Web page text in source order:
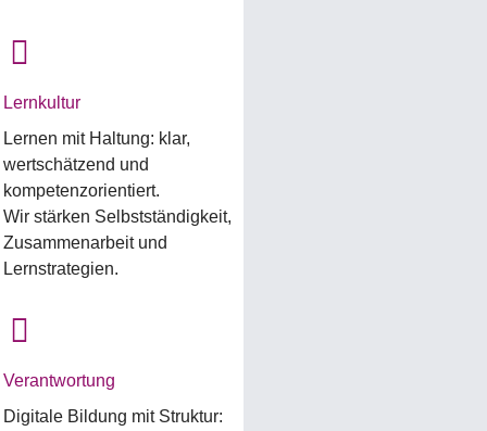
Lernkultur
Lernen mit Haltung: klar,
wertschätzend und
kompetenzorientiert.
Wir stärken Selbstständigkeit,
Zusammenarbeit und
Lernstrategien.
Verantwortung
Digitale Bildung mit Struktur: